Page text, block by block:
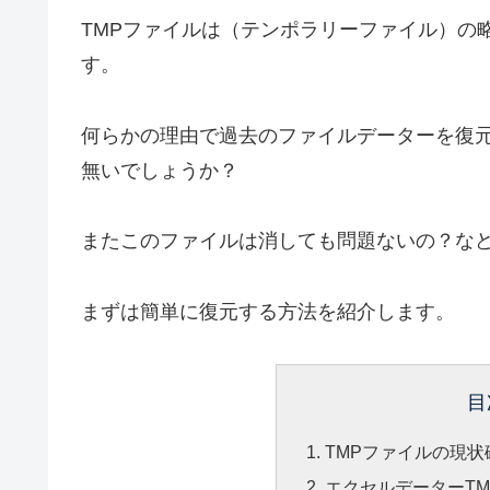
TMPファイルは（テンポラリーファイル）
す。
何らかの理由で過去のファイルデーターを復
無いでしょうか？
またこのファイルは消しても問題ないの？な
まずは簡単に復元する方法を紹介します。
TMPファイルの現状